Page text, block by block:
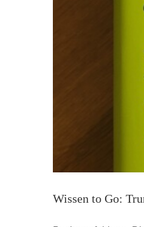
Wissen to Go: